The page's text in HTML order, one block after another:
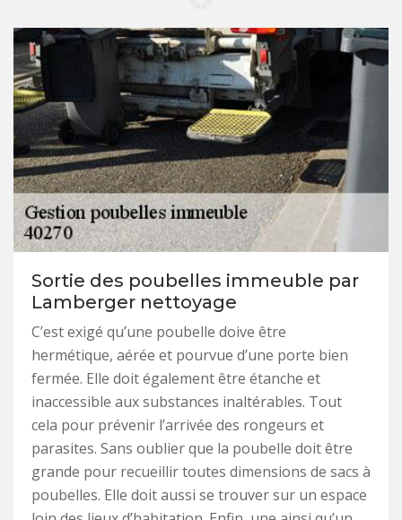
Sortie des poubelles immeuble par
Lamberger nettoyage
C’est exigé qu’une poubelle doive être
hermétique, aérée et pourvue d’une porte bien
fermée. Elle doit également être étanche et
inaccessible aux substances inaltérables. Tout
cela pour prévenir l’arrivée des rongeurs et
parasites. Sans oublier que la poubelle doit être
grande pour recueillir toutes dimensions de sacs à
poubelles. Elle doit aussi se trouver sur un espace